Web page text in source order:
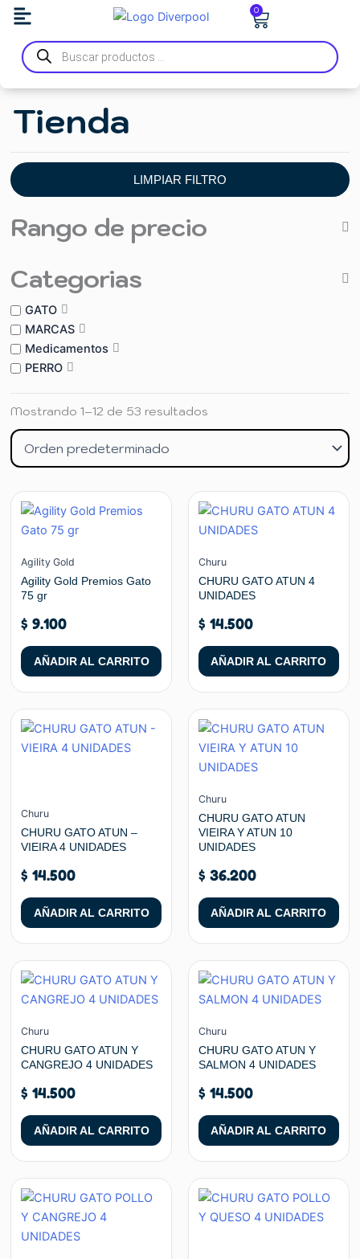
contenido
0
Carrito
Búsqueda
de
productos
Tienda
LIMPIAR FILTRO
Rango de precio
Categorias
GATO
MARCAS
Medicamentos
PERRO
Mostrando 1–12 de 53 resultados
Agility Gold
Agility Gold Premios Gato
75 gr
$ 9.100
AÑADIR AL CARRITO
Churu
CHURU GATO ATUN 4
UNIDADES
$ 14.500
AÑADIR AL CARRITO
Churu
CHURU GATO ATUN –
VIEIRA 4 UNIDADES
$ 14.500
AÑADIR AL CARRITO
Churu
CHURU GATO ATUN
VIEIRA Y ATUN 10
UNIDADES
$ 36.200
AÑADIR AL CARRITO
Churu
CHURU GATO ATUN Y
CANGREJO 4 UNIDADES
$ 14.500
AÑADIR AL CARRITO
Churu
CHURU GATO ATUN Y
SALMON 4 UNIDADES
$ 14.500
AÑADIR AL CARRITO